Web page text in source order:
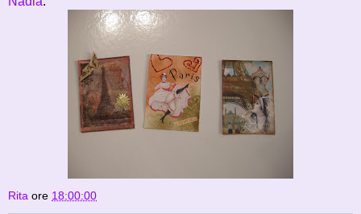
Rita ore 18:00:00